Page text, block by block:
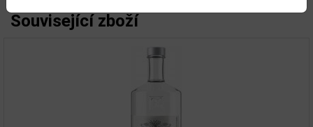
Související zboží